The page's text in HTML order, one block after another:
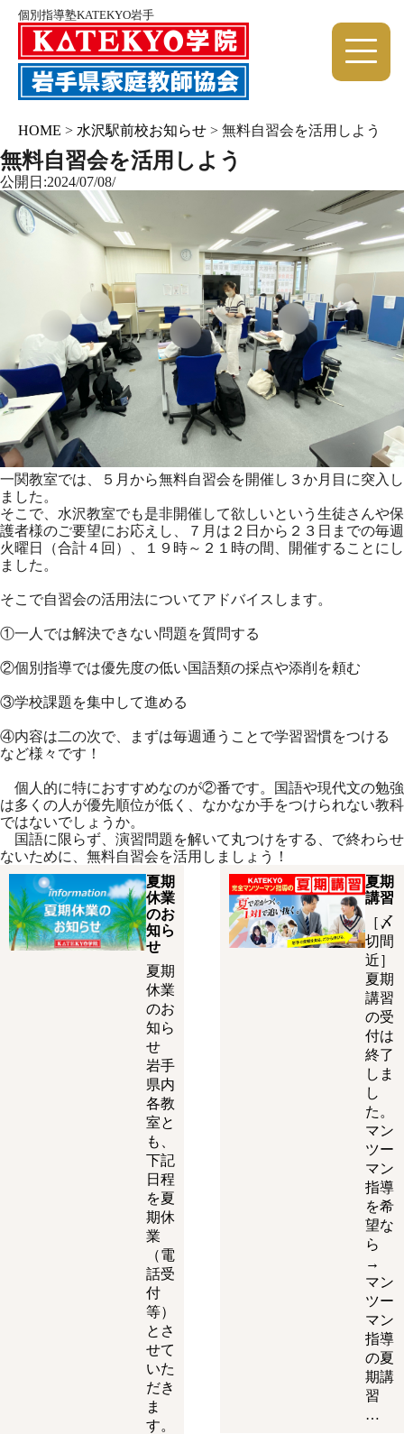
個別指導塾KATEKYO岩手
HOME > 水沢駅前校お知らせ > 無料自習会を活用しよう
無料自習会を活用しよう
公開日:2024/07/08/
一関教室では、５月から無料自習会を開催し３か月目に突入し
ました。
そこで、水沢教室でも是非開催して欲しいという生徒さんや保
護者様のご要望にお応えし、７月は２日から２３日までの毎週
火曜日（合計４回）、１９時～２１時の間、開催することにし
ました。
そこで自習会の活用法についてアドバイスします。
①一人では解決できない問題を質問する
②個別指導では優先度の低い国語類の採点や添削を頼む
③学校課題を集中して進める
④内容は二の次で、まずは毎週通うことで学習習慣をつける
など様々です！
個人的に特におすすめなのが②番です。国語や現代文の勉強
は多くの人が優先順位が低く、なかなか手をつけられない教科
ではないでしょうか。
国語に限らず、演習問題を解いて丸つけをする、で終わらせ
ないために、無料自習会を活用しましょう！
夏期
休業
のお
知ら
せ
夏期
休業
のお
知ら
せ
岩手
県内
各教
室と
も、
下記
日程
を夏
期休
業
（電
話受
付
等）
とさ
せて
いた
だき
ま
す。
夏期
講習
［〆
切間
近］
夏期
講習
の受
付は
終了
しま
し
た。
マン
ツー
マン
指導
を希
望な
ら
→
マン
ツー
マン
指導
の夏
期講
習
…